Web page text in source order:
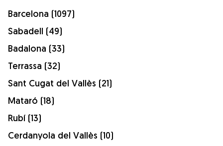
Barcelona (1097)
Sabadell (49)
Badalona (33)
Terrassa (32)
Sant Cugat del Vallès (21)
Mataró (18)
Rubí (13)
Cerdanyola del Vallès (10)